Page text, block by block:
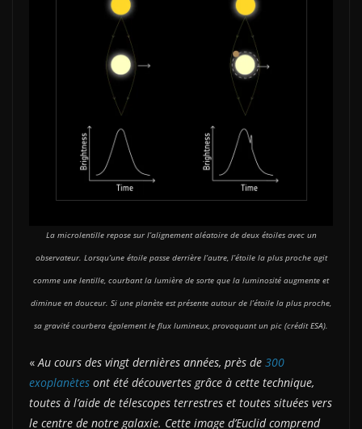
La microlentille repose sur l’alignement aléatoire de deux étoiles avec un
observateur. Lorsqu’une étoile passe derrière l’autre, l’étoile la plus proche agit
comme une lentille, courbant la lumière de sorte que la luminosité augmente et
diminue en douceur. Si une planète est présente autour de l’étoile la plus proche,
sa gravité courbera également le flux lumineux, provoquant un pic (crédit ESA).
«Au cours des vingt dernières années, près de 300
exoplanètes ont été découvertes grâce à cette technique,
toutes à l’aide de télescopes terrestres et toutes situées vers
le centre de notre galaxie. Cette image d’Euclid comprend